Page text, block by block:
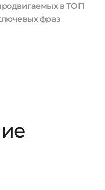
в ТОП
фраз